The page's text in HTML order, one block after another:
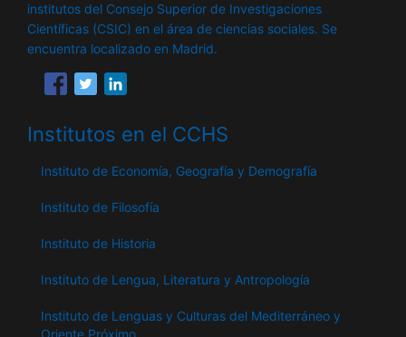
institutos del Consejo Superior de Investigaciones
Científicas (CSIC) en el área de ciencias sociales. Se
encuentra localizado en Madrid.
Institutos en el CCHS
Instituto de Economía, Geografía y Demografía
Instituto de Filosofía
Instituto de Historia
Instituto de Lengua, Literatura y Antropología
Instituto de Lenguas y Culturas del Mediterráneo y
Oriente Próximo